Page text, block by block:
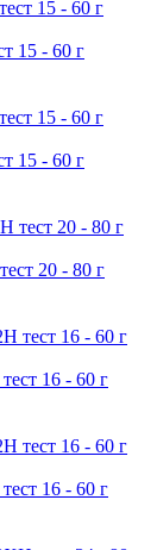
15 - 60 г
15 - 60 г
20 - 80 г
16 - 60 г
16 - 60 г